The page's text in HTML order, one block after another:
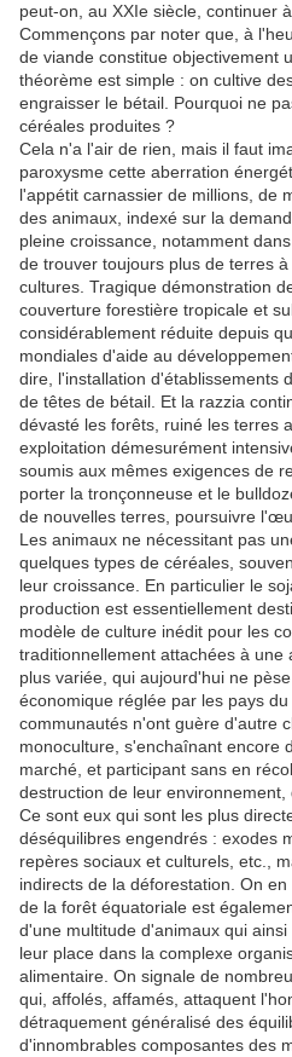
peut-on, au XXIe siècle, continuer
Commençons par noter que, à
de viande constitue objectivement
théorème est simple : on cultive
engraisser le bétail. Pourquoi ne
céréales produites ?
Cela n'a l'air de rien, mais il faut
paroxysme cette aberration
l'appétit carnassier de millions, de
des animaux, indexé sur la
pleine croissance, notamment
de trouver toujours plus de terres
cultures. Tragique démonstration
couverture forestière tropicale et
considérablement réduite depuis
mondiales d'aide au
dire, l'installation d'établissements
de têtes de bétail. Et la razzia
dévasté les forêts, ruiné les terres
exploitation démesurément
soumis aux mêmes exigences de
porter la tronçonneuse et le
de nouvelles terres, poursuivre
Les animaux ne nécessitant pas
quelques types de céréales,
leur croissance. En particulier le
production est essentiellement
modèle de culture inédit pour les
traditionnellement attachées à une
plus variée, qui aujourd'hui ne
économique réglée par les pays
communautés n'ont guère d'autre
monoculture, s'enchaînant encore
marché, et participant sans en
destruction de leur environnement,
Ce sont eux qui sont les plus
déséquilibres engendrés : exodes
repères sociaux et culturels, etc.,
indirects de la déforestation. On
de la forêt équatoriale est
d'une multitude d'animaux qui
leur place dans la complexe
alimentaire. On signale de
qui, affolés, affamés, attaquent
détraquement généralisé des
d'innombrables composantes des